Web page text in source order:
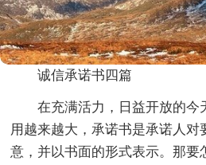
诚信承诺书四篇
在充满活力，日益开放的今
用越来越大，承诺书是承诺人对
意，并以书面的形式表示。那要